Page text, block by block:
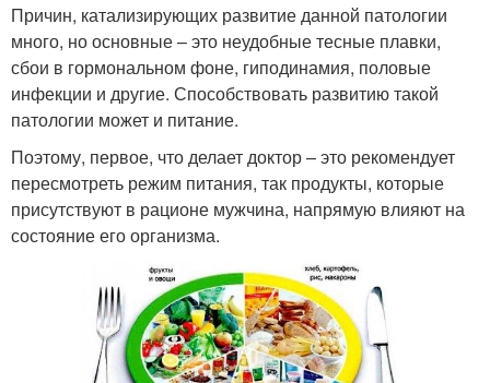
Причин, катализирующих развитие данной патологии
много, но основные – это неудобные тесные плавки,
сбои в гормональном фоне, гиподинамия, половые
инфекции и другие. Способствовать развитию такой
патологии может и питание.
Поэтому, первое, что делает доктор – это рекомендует
пересмотреть режим питания, так продукты, которые
присутствуют в рационе мужчина, напрямую влияют на
состояние его организма.